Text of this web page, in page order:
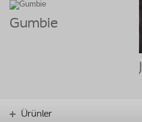
Gumbie
Ürünler